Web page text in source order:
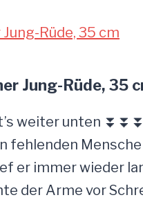
Jung-Rüde, 35
weiter unten
fehlenden
er immer wieder
der Arme vor